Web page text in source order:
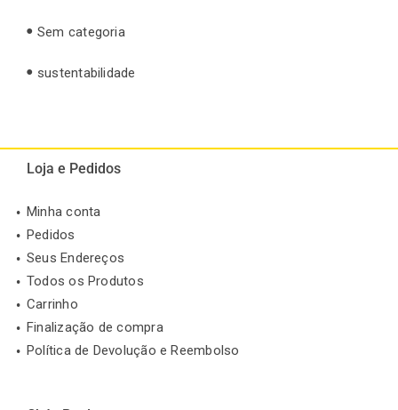
Sem categoria
sustentabilidade
Loja e Pedidos
Minha conta
Pedidos
Seus Endereços
Todos os Produtos
Carrinho
Finalização de compra
Política de Devolução e Reembolso